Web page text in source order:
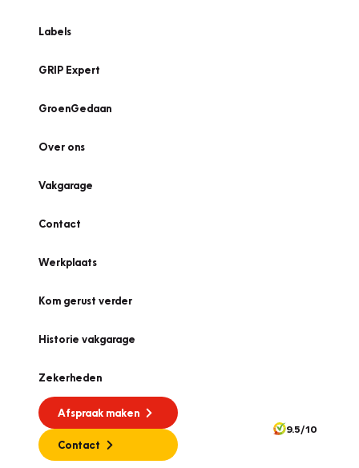
Labels
GRIP Expert
GroenGedaan
Over ons
Vakgarage
Contact
Werkplaats
Kom gerust verder
Historie vakgarage
Zekerheden
Afspraak maken
Contact
9.5/10